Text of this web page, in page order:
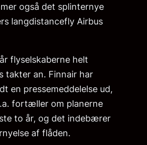
også det splinternye
langdistancefly Airbus
flyselskaberne helt
takter an. Finnair har
en pressemeddelelse ud,
fortæller om planerne
to år, og det indebærer
af flåden.